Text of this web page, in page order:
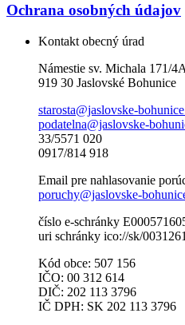
Ochrana osobných údajov
Kontakt obecný úrad
Námestie sv. Michala 171/4A
919 30 Jaslovské Bohunice
starosta@jaslovske-
podatelna@jaslovske-
33/5571 020
0917/814 918
Email pre nahlasovanie
poruchy@jaslovske-
číslo e-schránky
uri schránky ico://sk/
Kód obce: 507 156
IČO: 00 312 614
DIČ: 202 113 3796
IČ DPH: SK 202 113 3796